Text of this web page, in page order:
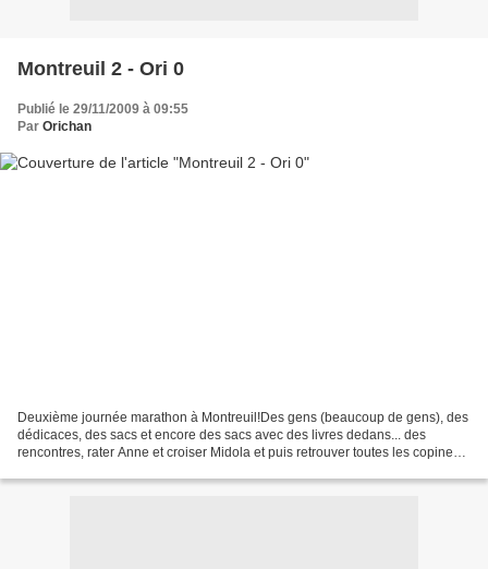
Montreuil 2 - Ori 0
Publié le 29/11/2009 à 09:55
Par Orichan
Deuxième journée marathon à Montreuil!Des gens (beaucoup de gens), des
dédicaces, des sacs et encore des sacs avec des livres dedans... des
rencontres, rater Anne et croiser Midola et puis retrouver toutes les copines